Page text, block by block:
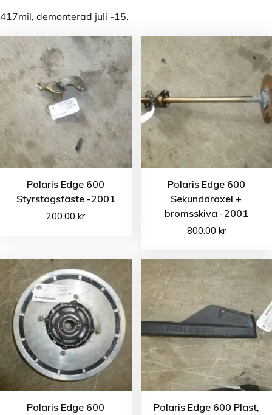
417mil, demonterad juli -15.
Polaris Edge 600
Styrstagsfäste -2001
200.00kr
Polaris Edge 600
Sekundäraxel +
bromsskiva -2001
800.00 kr
Polaris Edge 600
Polaris Edge 600 Plast,